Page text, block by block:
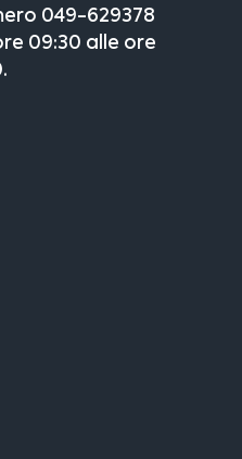
049-629378
09:30 alle ore